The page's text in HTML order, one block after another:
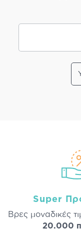
Super
Βρες μοναδικές
20.000